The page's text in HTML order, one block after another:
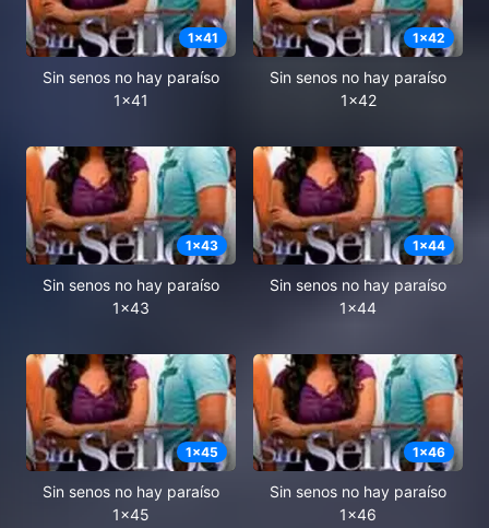
1x41
Sin senos no hay paraíso
1x41
1x42
Sin senos no hay paraíso
1x42
1x43
Sin senos no hay paraíso
1x43
1x44
Sin senos no hay paraíso
1x44
1x45
Sin senos no hay paraíso
1x45
1x46
Sin senos no hay paraíso
1x46